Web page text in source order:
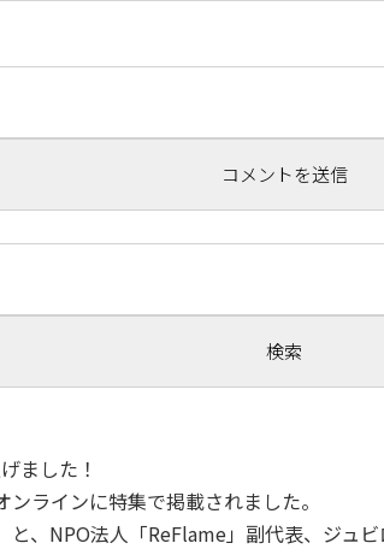
ました！
ラインに特集で掲載されました。
、NPO法人「ReFlame」副代表、ジュ